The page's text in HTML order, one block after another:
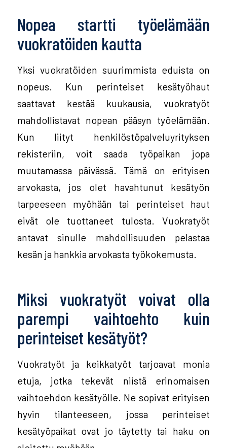
Nopea startti työelämään
vuokratöiden kautta
Yksi vuokratöiden suurimmista eduista on
nopeus. Kun perinteiset kesätyöhaut
saattavat kestää kuukausia, vuokratyöt
mahdollistavat nopean pääsyn työelämään.
Kun liityt henkilöstöpalveluyrityksen
rekisteriin, voit saada työpaikan jopa
muutamassa päivässä. Tämä on erityisen
arvokasta, jos olet havahtunut kesätyön
tarpeeseen myöhään tai perinteiset haut
eivät ole tuottaneet tulosta. Vuokratyöt
antavat sinulle mahdollisuuden pelastaa
kesän ja hankkia arvokasta työkokemusta.
Miksi vuokratyöt voivat olla
parempi vaihtoehto kuin
perinteiset kesätyöt?
Vuokratyöt ja keikkatyöt tarjoavat monia
etuja, jotka tekevät niistä erinomaisen
vaihtoehdon kesätyölle. Ne sopivat erityisen
hyvin tilanteeseen, jossa perinteiset
kesätyöpaikat ovat jo täytetty tai haku on